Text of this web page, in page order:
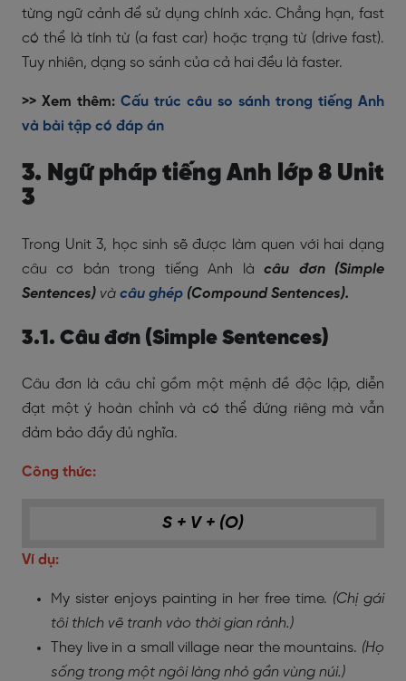
từng ngữ cảnh để sử dụng chính xác. Chẳng hạn, fast
có thể là tính từ (a fast car) hoặc trạng từ (drive fast).
Tuy nhiên, dạng so sánh của cả hai đều là faster.
>> Xem thêm: Cấu trúc câu so sánh trong tiếng Anh
và bài tập có đáp án
3. Ngữ pháp tiếng Anh lớp 8 Unit
3
Trong Unit 3, học sinh sẽ được làm quen với hai dạng
câu cơ bản trong tiếng Anh làcâu đơn (Simple
Sentences) và câu ghép (Compound Sentences).
3.1. Câu đơn (Simple Sentences)
Câu đơn là câu chỉ gồm một mệnh đề độc lập, diễn
đạt một ý hoàn chỉnh và có thể đứng riêng mà vẫn
đảm bảo đầy đủ nghĩa.
Công thức:
S + V + (O)
Ví dụ:
My sister enjoys painting in her free time. (Chị gái
tôi thích vẽ tranh vào thời gian rảnh.)
They live in a small village near the mountains. (Họ
sống trong một ngôi làng nhỏ gần vùng núi.)